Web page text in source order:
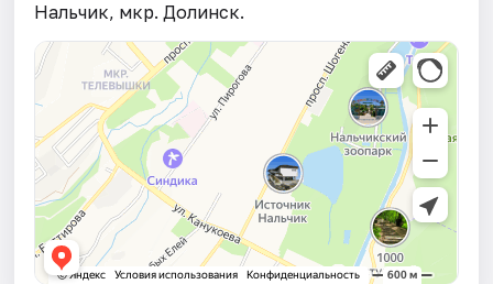
Нальчик, мкр. Долинск.